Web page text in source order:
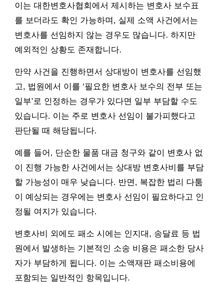
이는 대한변호사협회에서 제시하는 변호사 보수표
를 보더라도 확인 가능하며, 실제 소액 사건에서는
변호사를 선임하지 않는 경우도 많습니다. 하지만
예외적인 상황도 존재합니다.
만약 사건을 진행하면서 상대방이 변호사를 선임했
고, 법원에서 이를 ‘필요한 변호사 보수의 전부 또는
일부’로 인정하는 경우가 있다면 일부 부담할 수도
있습니다. 이는 주로 변호사 선임이 불가피했다고
판단될 때 해당됩니다.
예를 들어, 단순한 물품 대금 청구와 같이 변호사 없
이 진행 가능한 사건에서는 상대방 변호사비를 부담
할 가능성이 매우 낮습니다. 반면, 복잡한 법리 다툼
이 예상되는 경우에는 변호사 선임이 필요하다고 인
정될 여지가 있습니다.
변호사비 외에도 패소 시에는 인지대, 송달료 등 법
원에서 발생하는 기본적인 소송 비용은 패소한 당사
자가 부담하게 됩니다. 이는 소액재판 패소비용에
포함되는 일반적인 항목입니다.